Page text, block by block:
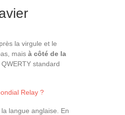
la virgule et le
mais à côté de la
standard
Relay ?
langue anglaise. En